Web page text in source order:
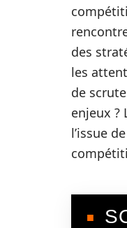
des
les
de
enjeux ?
l’issue